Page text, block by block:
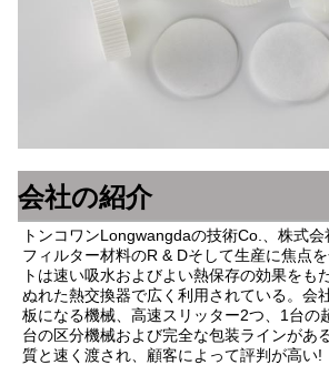
会社の紹介
トンコワンLongwangdaの技術Co.、株式
フィルター材料のR & Dそして生産に焦点
トは速い吸水およびよい熱保存の効果をも
ぬれた熱交換器で広く利用されている。会
板になる機械、高速スリッター2つ、1台の
台の区分機械および完全な包装ラインがあ
質と速く渡され、顧客によって評判が高い!